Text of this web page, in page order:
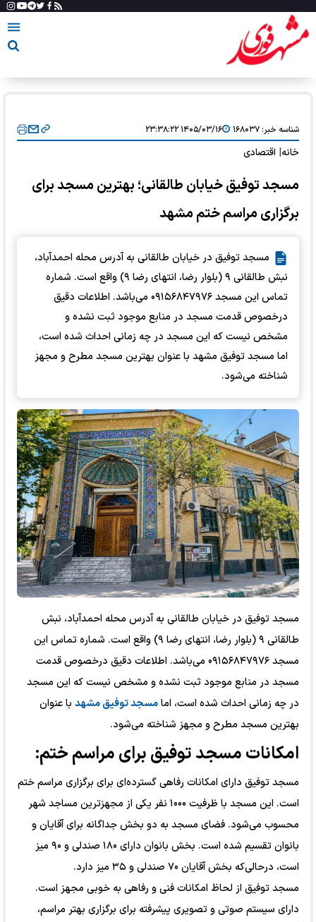
شناسه خبر:۱۶۸۰۳۷ ۱۴۰۵/۰۳/۱۶ ۲۳:۳۸:۲۲
خانه اقتصادی
مسجد توفیق خیابان طالقانی؛ بهترین مسجد برای
برگزاری مراسم ختم مشهد
مسجد توفیق در خیابان طالقانی به آدرس محله احمدآباد،
نبش طالقانی ۹ (بلوار رضا، انتهای رضا ۹) واقع است. شماره
تماس این مسجد ۰۹۱۵۶۸۴۷۹۷۶ می‌باشد. اطلاعات دقیق
درخصوص قدمت مسجد در منابع موجود ثبت نشده و
مشخص نیست که این مسجد در چه زمانی احداث شده است،
اما مسجد توفیق مشهد با عنوان بهترین مسجد مطرح و مجهز
شناخته می‌شود.
مسجد توفیق در خیابان طالقانی به آدرس محله احمدآباد، نبش
طالقانی ۹ (بلوار رضا، انتهای رضا ۹) واقع است. شماره تماس این
مسجد ۰۹۱۵۶۸۴۷۹۷۶ می‌باشد. اطلاعات دقیق درخصوص قدمت
مسجد در منابع موجود ثبت نشده و مشخص نیست که این مسجد
در چه زمانی احداث شده است، امامسجد توفیق مشهد با عنوان
بهترین مسجد مطرح و مجهز شناخته می‌شود.
امکانات مسجد توفیق برای مراسم ختم:
مسجد توفیق دارای امکانات رفاهی گسترده‌ای برای برگزاری مراسم ختم
است. این مسجد با ظرفیت ۱۰۰۰ نفر یکی از مجهزترین مساجد شهر
محسوب می‌شود. فضای مسجد به دو بخش جداگانه برای آقایان و
بانوان تقسیم شده است. بخش بانوان دارای ۱۸۰ صندلی و ۹۰ میز
است، درحالی‌که بخش آقایان ۷۰ صندلی و ۳۵ میز دارد.
مسجد توفیق از لحاظ امکانات فنی و رفاهی به خوبی مجهز است.
دارای سیستم صوتی و تصویری پیشرفته برای برگزاری بهتر مراسم،